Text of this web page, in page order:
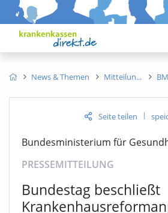
News & Themen Mitteilun
Seite teilen |
Bundesministerium für
PRESSEMITTEILUNG
Bundestag beschließt